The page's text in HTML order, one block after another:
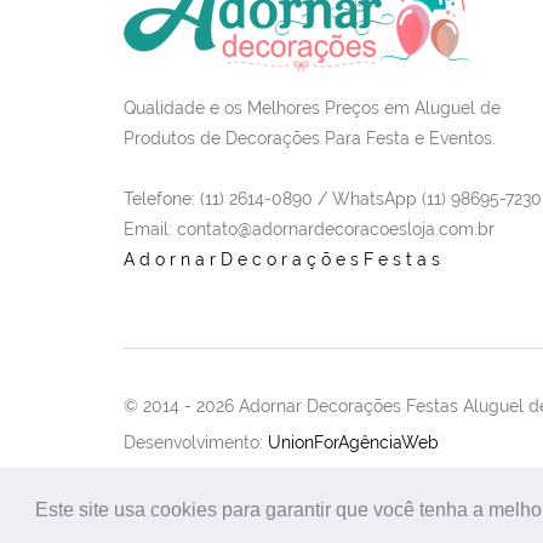
Este site usa cookies para garantir que você tenha a
Qualidade e os Melhores Preços em Aluguel de
Produtos de Decorações Para Festa e Eventos.
Telefone: (11) 2614-0890 / WhatsApp (11) 98695-7230
Email : contato@adornardecoracoesloja.com.br
AdornarDecoraçõesFestas
© 2014 - 2026 Adornar Decorações Festas Aluguel
Desenvolvimento: UnionForAgênciaWeb